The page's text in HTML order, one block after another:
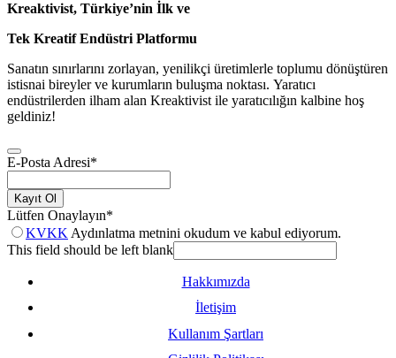
Kreaktivist, Türkiye’nin İlk ve
Tek Kreatif Endüstri Platformu
Sanatın sınırlarını zorlayan, yenilikçi üretimlerle toplumu dönüştüren
istisnai bireyler ve kurumların buluşma noktası. Yaratıcı
endüstrilerden ilham alan Kreaktivist ile yaratıcılığın kalbine hoş
geldiniz!
E-Posta Adresi*
Kayıt Ol
Lütfen Onaylayın*
KVKK Aydınlatma metnini okudum ve kabul ediyorum.
This field should be left blank
Hakkımızda
İletişim
Kullanım Şartları